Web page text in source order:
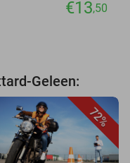
€13,50
Geleen:
72%